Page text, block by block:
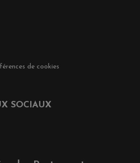
de cookies
SOCIAUX